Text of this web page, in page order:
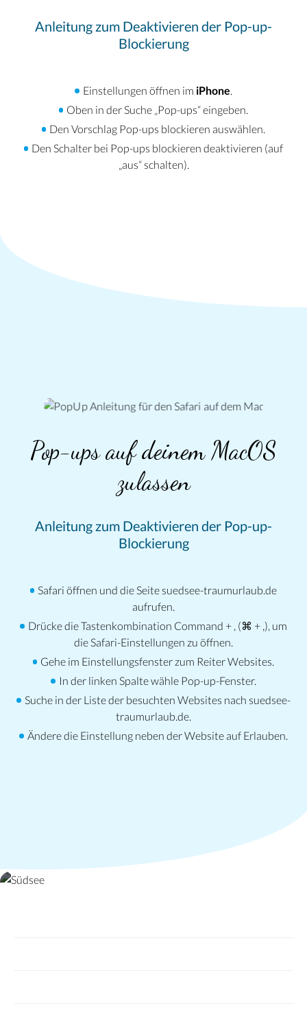
Anleitung zum Deaktivieren der Pop-up-
Blockierung
Einstellungen öffnen im iPhone.
Oben in der Suche „Pop-ups“ eingeben.
Den Vorschlag Pop-ups blockieren auswählen.
Den Schalter bei Pop-ups blockieren deaktivieren (auf
„aus“ schalten).
Pop-ups auf deinem MacOS
zulassen
Anleitung zum Deaktivieren der Pop-up-
Blockierung
Safari öffnen und die Seite suedsee-traumurlaub.de
aufrufen.
Drücke die Tastenkombination Command + , (⌘ + ,), um
die Safari-Einstellungen zu öffnen.
Gehe im Einstellungsfenster zum Reiter Websites.
In der linken Spalte wähle Pop-up-Fenster.
Suche in der Liste der besuchten Websites nach suedsee-
traumurlaub.de.
Ändere die Einstellung neben der Website auf Erlauben.